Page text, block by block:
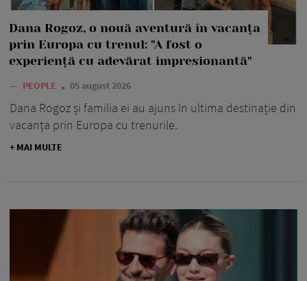
Dana Rogoz, o nouă aventură în vacanța
prin Europa cu trenul: "A fost o
experiență cu adevărat impresionantă"
— PEOPLE 05 august 2026
Dana Rogoz și familia ei au ajuns în ultima destinație din
vacanța prin Europa cu trenurile.
+ MAI MULTE